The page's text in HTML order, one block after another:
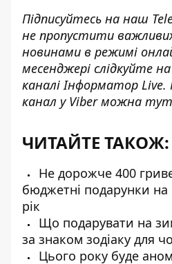
Підписуйтесь на наш
не пропустити
новинами в режимі
месенджері слідкуйте
каналі Інформатор Live.
канал у Viber можна
ЧИТАЙТЕ ТАКОЖ:
Не дорожче 400
бюджетні подарунки на
рік
Що подарувати на
за знаком зодіаку для
Цього року буде